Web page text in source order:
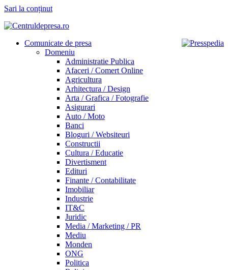
Sari la conținut
Comunicate de presa
Domeniu
Administratie Publica
Afaceri / Comert Online
Agricultura
Arhitectura / Design
Arta / Grafica / Fotografie
Asigurari
Auto / Moto
Banci
Bloguri / Websiteuri
Constructii
Cultura / Educatie
Divertisment
Edituri
Finante / Contabilitate
Imobiliar
Industrie
IT&C
Juridic
Media / Marketing / PR
Mediu
Monden
ONG
Politica